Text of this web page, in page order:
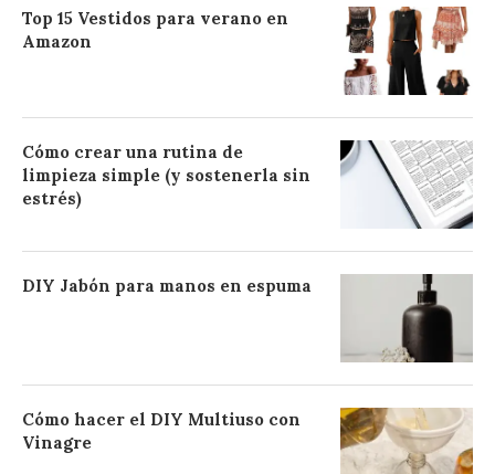
Top 15 Vestidos para verano en
Amazon
Cómo crear una rutina de
limpieza simple (y sostenerla sin
estrés)
DIY Jabón para manos en espuma
Cómo hacer el DIY Multiuso con
Vinagre